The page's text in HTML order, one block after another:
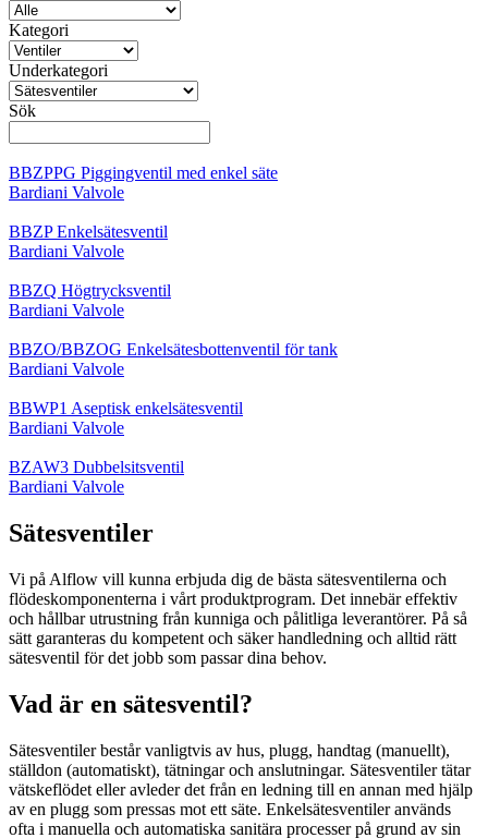
Kategori
Underkategori
Sök
BBZPPG Piggingventil med enkel säte
Bardiani Valvole
BBZP Enkelsätesventil
Bardiani Valvole
BBZQ Högtrycksventil
Bardiani Valvole
BBZO/BBZOG Enkelsätesbottenventil för tank
Bardiani Valvole
BBWP1 Aseptisk enkelsätesventil
Bardiani Valvole
BZAW3 Dubbelsitsventil
Bardiani Valvole
Sätesventiler
Vi på Alflow vill kunna erbjuda dig de bästa sätesventilerna och
flödeskomponenterna i vårt produktprogram. Det innebär effektiv
och hållbar utrustning från kunniga och pålitliga leverantörer. På så
sätt garanteras du kompetent och säker handledning och alltid rätt
sätesventil för det jobb som passar dina behov.
Vad är en sätesventil?
Sätesventiler består vanligtvis av hus, plugg, handtag (manuellt),
ställdon (automatiskt), tätningar och anslutningar. Sätesventiler tätar
vätskeflödet eller avleder det från en ledning till en annan med hjälp
av en plugg som pressas mot ett säte. Enkelsätesventiler används
ofta i manuella och automatiska sanitära processer på grund av sin